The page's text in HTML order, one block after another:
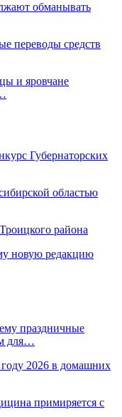
обманывать
переводы средств
и яровчане
Губернаторских
областью
района
новую редакцию
праздничные
для…
2026 в домашних
примиряется с